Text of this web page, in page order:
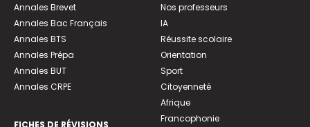
Annales Brevet
Annales Bac Français
Annales BTS
Annales Prépa
Annales BUT
Annales CRPE
FICHES DE RÉVISIONS
Nos professeurs
IA
Réussite scolaire
Orientation
Sport
Citoyenneté
Afrique
Francophonie